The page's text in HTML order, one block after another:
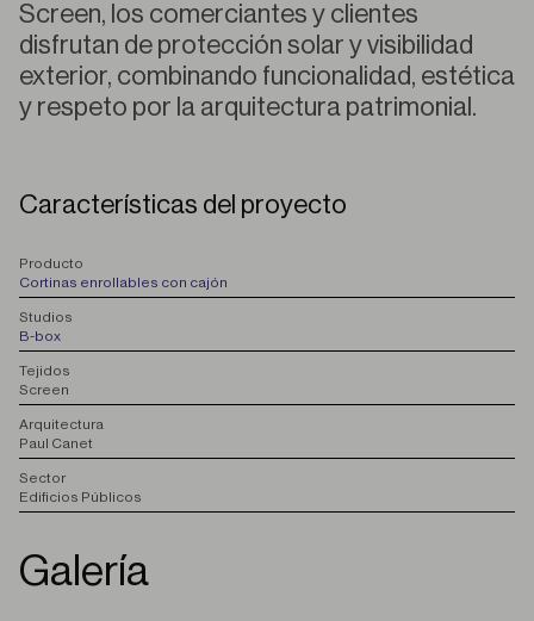
Screen, los comerciantes y clientes
disfrutan de protección solar y visibilidad
exterior, combinando funcionalidad, estética
y respeto por la arquitectura patrimonial.
Características del proyecto
Producto
Cortinas enrollables con cajón
Studios
B-box
Tejidos
Screen
Arquitectura
Paul Canet
Sector
Edificios Públicos
Galería